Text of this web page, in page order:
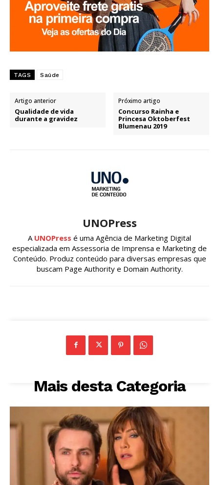
TAGS Saúde
Artigo anterior
Qualidade de vida
durante a gravidez
Próximo artigo
Concurso Rainha e
Princesa Oktoberfest
Blumenau 2019
UNOPress
A UNOPress é uma Agência de Marketing Digital
especializada em Assessoria de Imprensa e Marketing de
Conteúdo. Produz conteúdo para diversas empresas que
buscam Page Authority e Domain Authority.
Mais desta Categoria